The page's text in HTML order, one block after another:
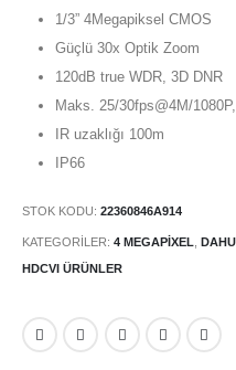
1/3” 4Megapiksel CMOS
Güçlü 30x Optik Zoom
120dB true WDR, 3D DNR
Maks. 25/30fps@4M/
IR uzaklığı 100m
IP66
STOK KODU: 22360846A914
KATEGORILER: 4 MEGAPIXEL
HDCVI ÜRÜNLER